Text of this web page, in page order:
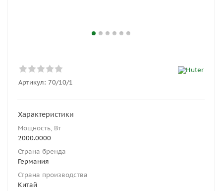
Артикул: 70/10/1
Характеристики
Мощность, Вт
2000.0000
Страна бренда
Германия
Страна производства
Китай